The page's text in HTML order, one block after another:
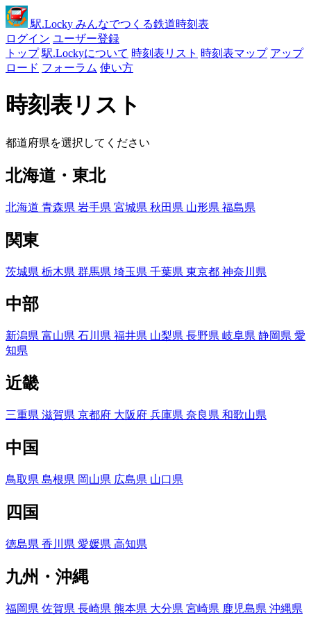
駅.Locky みんなでつくる鉄道時刻表
ログイン ユーザー登録
トップ 駅.Lockyについて 時刻表リスト 時刻表マップ アップ
ロード フォーラム 使い方
時刻表リスト
都道府県を選択してください
北海道・東北
北海道 青森県 岩手県 宮城県 秋田県 山形県 福島県
関東
茨城県 栃木県 群馬県 埼玉県 千葉県 東京都 神奈川県
中部
新潟県 富山県 石川県 福井県 山梨県 長野県 岐阜県 静岡県 愛
知県
近畿
三重県 滋賀県 京都府 大阪府 兵庫県 奈良県 和歌山県
中国
鳥取県 島根県 岡山県 広島県 山口県
四国
徳島県 香川県 愛媛県 高知県
九州・沖縄
福岡県 佐賀県 長崎県 熊本県 大分県 宮崎県 鹿児島県 沖縄県